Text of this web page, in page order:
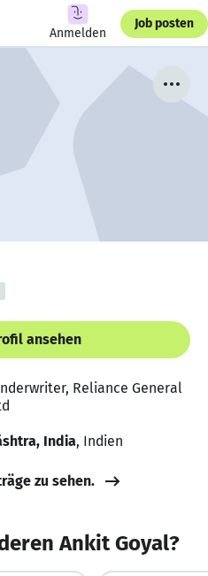
Anmelden
Job posten
ansehen
Reliance General
India, Indien
zu sehen.
Ankit Goyal?